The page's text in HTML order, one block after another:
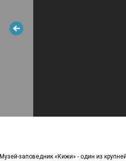
Музей-заповедник «Кижи» - один из